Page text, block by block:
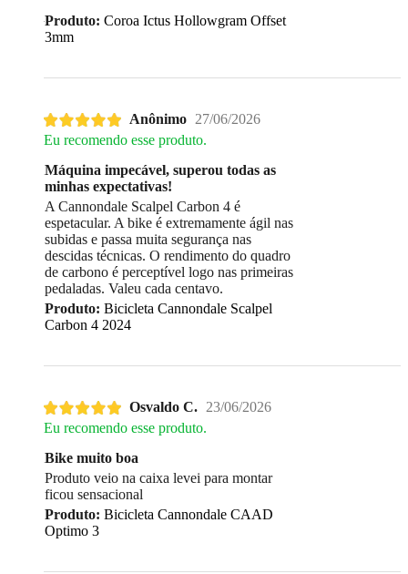
Produto: Coroa Ictus Hollowgram Offset
3mm
Anônimo 27/06/2026
Eu recomendo esse produto.
Máquina impecável, superou todas as
minhas expectativas!
A Cannondale Scalpel Carbon 4 é
espetacular. A bike é extremamente ágil nas
subidas e passa muita segurança nas
descidas técnicas. O rendimento do quadro
de carbono é perceptível logo nas primeiras
pedaladas. Valeu cada centavo.
Produto: Bicicleta Cannondale Scalpel
Carbon 4 2024
Osvaldo C. 23/06/2026
Eu recomendo esse produto.
Bike muito boa
Produto veio na caixa levei para montar
ficou sensacional
Produto: Bicicleta Cannondale CAAD
Optimo 3